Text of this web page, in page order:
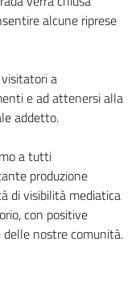
alcune riprese
a
e ad attenersi alla
addetto.
a tutti
produzione
di visibilità mediatica
con positive
delle nostre comunità.